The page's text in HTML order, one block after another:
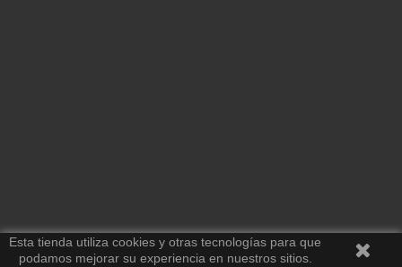
Esta tienda utiliza cookies y otras tecnologías para que
podamos mejorar su experiencia en nuestros sitios.